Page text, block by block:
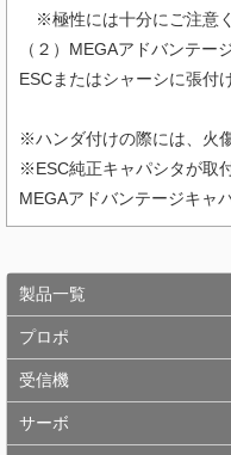
※極性には十分にご注意く
（２）MEGAアドバンテ
ESCまたはシャーシに張付
※ハンダ付けの際には、火
※ESC純正キャパシタが取
MEGAアドバンテージキャ
製品一覧
プロポ
受信機
サーボ